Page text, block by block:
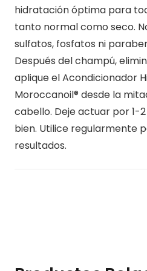
hidratación óptima para
tanto normal como seco.
sulfatos, fosfatos ni
Después del champú,
aplique el Acondicionador
Moroccanoil® desde la
cabello. Deje actuar por 1-
bien. Utilice regularmente
resultados.